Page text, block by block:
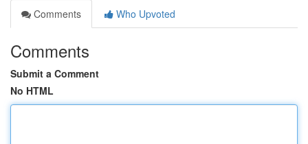
Comments
Who Upvoted
Comments
Submit a Comment
No HTML